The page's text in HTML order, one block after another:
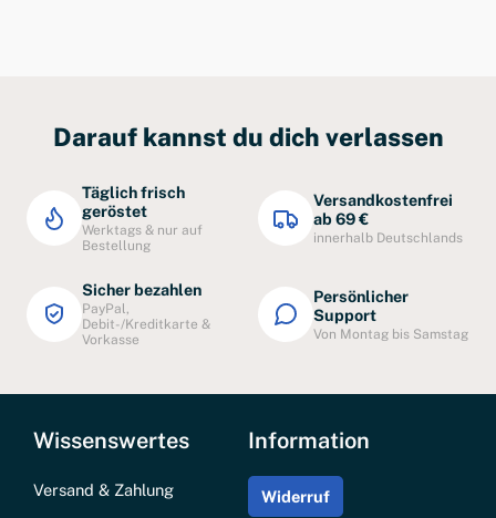
Darauf kannst du dich verlassen
Täglich frisch
geröstet
Werktags & nur auf
Bestellung
Versandkostenfrei
ab 69 €
innerhalb Deutschlands
Sicher bezahlen
PayPal,
Debit-/Kreditkarte &
Vorkasse
Persönlicher
Support
Von Montag bis Samstag
Wissenswertes
Versand & Zahlung
Information
Widerruf